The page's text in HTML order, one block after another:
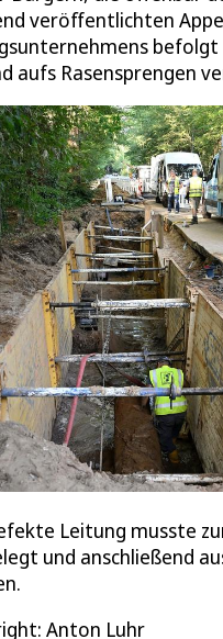
veröffentlichten
aufs Rasensprengen
Leitung musste
und anschließend
Anton Luhr